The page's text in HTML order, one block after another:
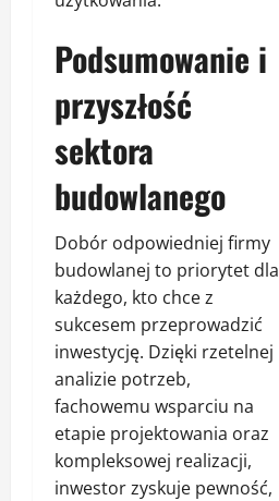
Podsumowanie i
przyszłość
sektora
budowlanego
Dobór odpowiedniej firmy
budowlanej to priorytet dla
każdego, kto chce z
sukcesem przeprowadzić
inwestycję. Dzięki rzetelnej
analizie potrzeb,
fachowemu wsparciu na
etapie projektowania oraz
kompleksowej realizacji,
inwestor zyskuje pewność,